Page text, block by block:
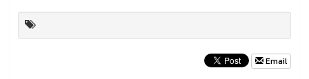
Email